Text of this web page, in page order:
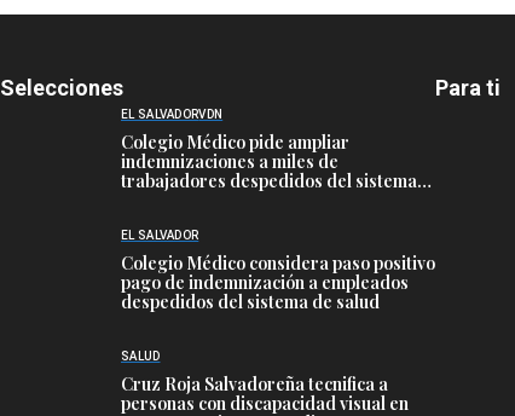
Selecciones
EL SALVADORVDN
Colegio Médico pide ampliar
indemnizaciones a miles de
trabajadores despedidos del sistema
EL SALVADOR
Colegio Médico considera paso positivo
pago de indemnización a empleados
despedidos del sistema de salud
SALUD
Cruz Roja Salvadoreña tecnifica a
personas con discapacidad visual en
Para ti